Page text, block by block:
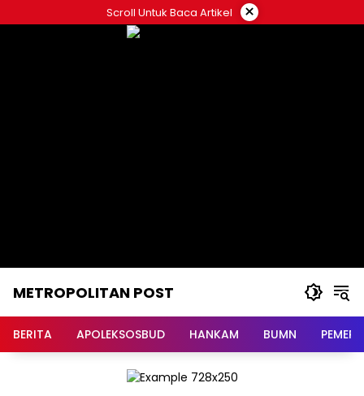
ke
Scroll Untuk Baca Artikel ×
METROPOLITAN POST
BERITA APOLEKSOSBUD HANKAM BUMN